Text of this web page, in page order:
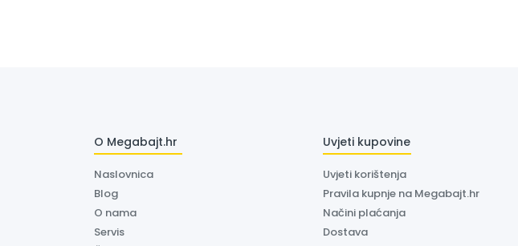
O Megabajt.hr
Naslovnica
Blog
O nama
Servis
Uvjeti kupovine
Uvjeti korištenja
Pravila kupnje na Megabajt.hr
Načini plaćanja
Dostava